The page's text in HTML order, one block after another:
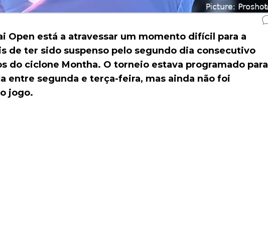
Open está a atravessar um momento difícil para a
de ter sido suspenso pelo segundo dia consecutivo
do ciclone Montha. O torneio estava programado para
entre segunda e terça-feira, mas ainda não foi
jogo.